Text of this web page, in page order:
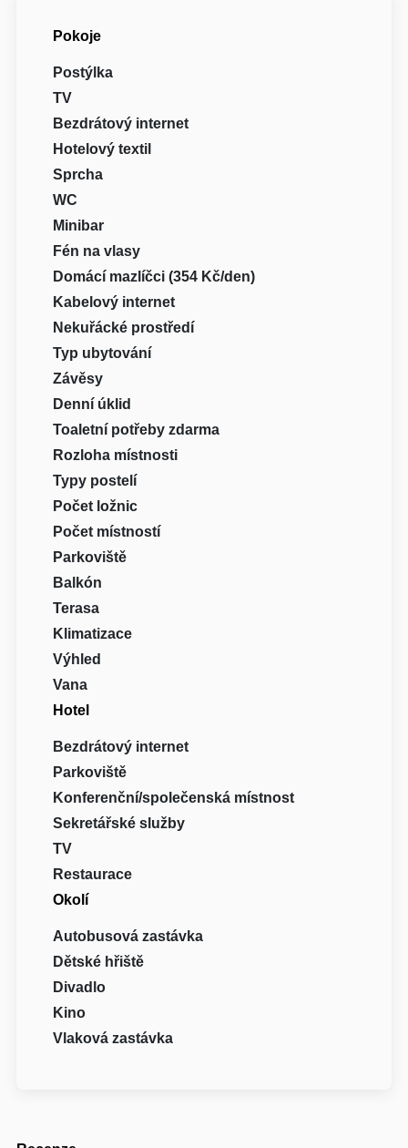
Pokoje
Postýlka
TV
Bezdrátový internet
Hotelový textil
Sprcha
WC
Minibar
Fén na vlasy
Domácí mazlíčci (354 Kč/den)
Kabelový internet
Nekuřácké prostředí
Typ ubytování
Závěsy
Denní úklid
Toaletní potřeby zdarma
Rozloha místnosti
Typy postelí
Počet ložnic
Počet místností
Parkoviště
Balkón
Terasa
Klimatizace
Výhled
Vana
Hotel
Bezdrátový internet
Parkoviště
Konferenční/společenská místnost
Sekretářské služby
TV
Restaurace
Okolí
Autobusová zastávka
Dětské hřiště
Divadlo
Kino
Vlaková zastávka